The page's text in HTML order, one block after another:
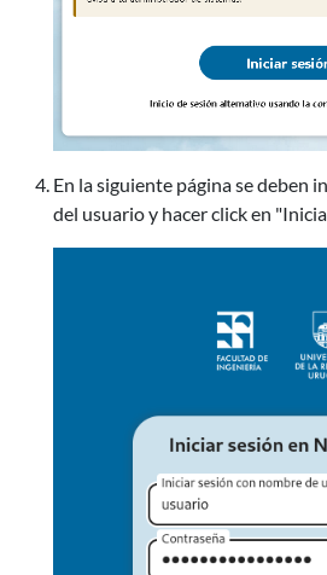
En la siguiente página se deben
del usuario y hacer click en